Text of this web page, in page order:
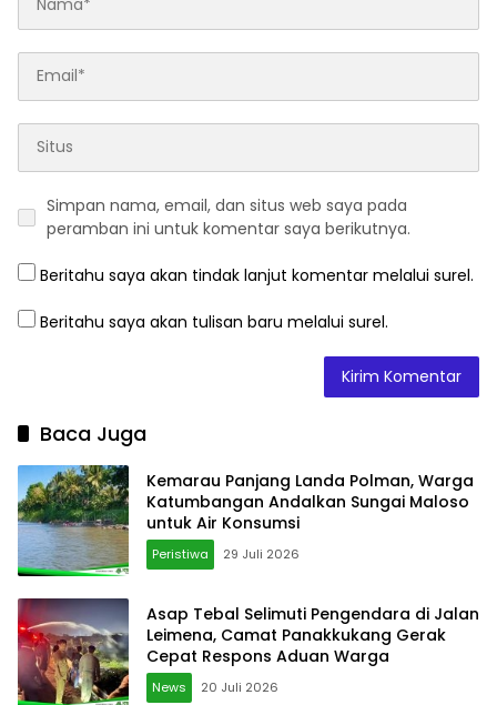
Simpan nama, email, dan situs web saya pada
peramban ini untuk komentar saya berikutnya.
Beritahu saya akan tindak lanjut komentar melalui surel.
Beritahu saya akan tulisan baru melalui surel.
Baca Juga
Kemarau Panjang Landa Polman, Warga
Katumbangan Andalkan Sungai Maloso
untuk Air Konsumsi
Peristiwa 29 Juli 2026
Asap Tebal Selimuti Pengendara di Jalan
Leimena, Camat Panakkukang Gerak
Cepat Respons Aduan Warga
News 20 Juli 2026